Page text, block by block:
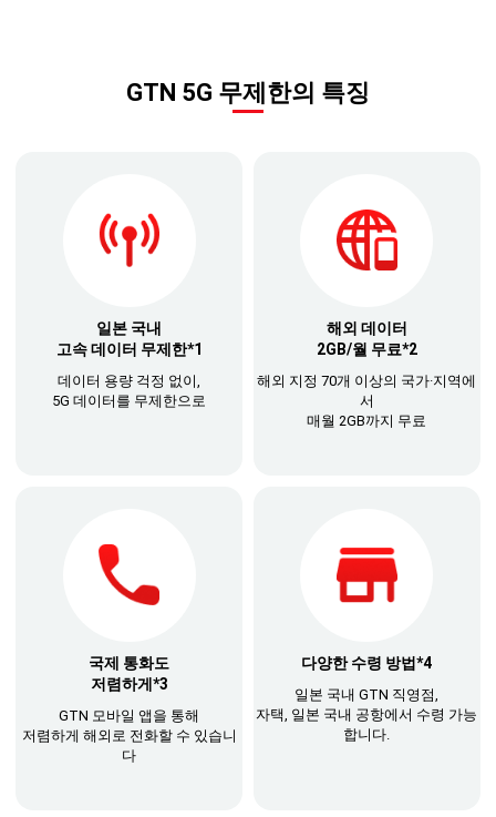
GTN 5G 무제한의 특징
일본 국내
고속 데이터 무제한*1
데이터 용량 걱정 없이,
5G 데이터를 무제한으로
해외 데이터
2GB/월 무료*2
해외 지정 70개 이상의 국가·지역에
서
매월 2GB까지 무료
국제 통화도
저렴하게*3
GTN 모바일 앱을 통해
저렴하게 해외로 전화할 수 있습니
다
다양한 수령 방법*4
일본 국내 GTN 직영점,
자택, 일본 국내 공항에서 수령 가능
합니다.